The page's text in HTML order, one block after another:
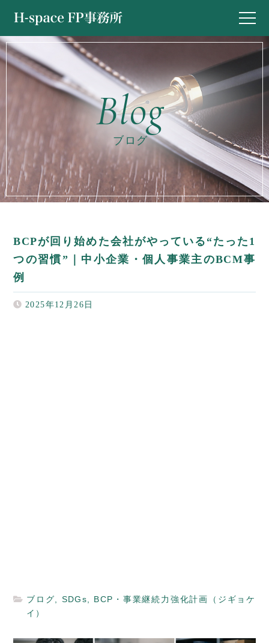
ブログ
BCPが回り始めた会社がやっている“たった1
つの習慣”｜中小企業・個人事業主のBCM事
例
2025年12月26日
ブログ SDGs
BCP・事業継続力強化計画（ジギョケ
イ）